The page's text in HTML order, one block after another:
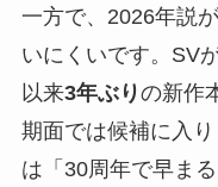
一方で、2026年説
いにくいです。SV
以来3年ぶりの新作
期面では候補に入
は「30周年で早ま